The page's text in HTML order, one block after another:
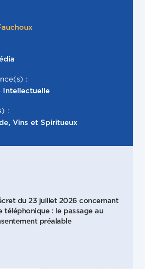
:
Intellectuelle
:
Vins et Spiritueux
du 23 juillet 2026 concernant
téléphonique : le passage au
préalable